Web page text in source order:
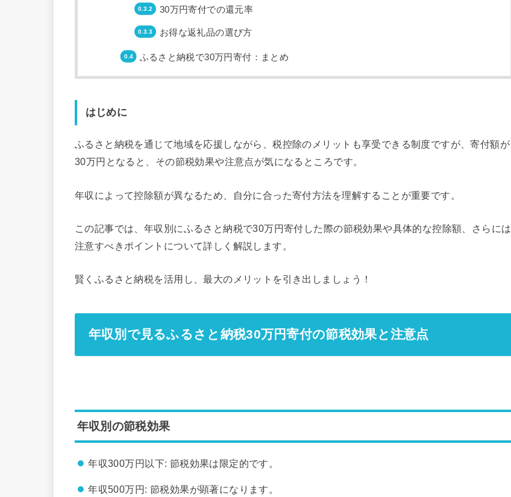
30万円寄付での還元率
お得な返礼品の選び方
ふるさと納税で30万円寄付：まとめ
はじめに
ふるさと納税を通じて地域を応援しながら、税控除のメリットも享受できる制度ですが、寄付額が
30万円となると、その節税効果や注意点が気になるところです。
年収によって控除額が異なるため、自分に合った寄付方法を理解することが重要です。
この記事では、年収別にふるさと納税で30万円寄付した際の節税効果や具体的な控除額、さらには
注意すべきポイントについて詳しく解説します。
賢くふるさと納税を活用し、最大のメリットを引き出しましょう！
年収別で見るふるさと納税30万円寄付の節税効果と注意点
年収別の節税効果
年収300万円以下: 節税効果は限定的です。
年収500万円: 節税効果が顕著になります。